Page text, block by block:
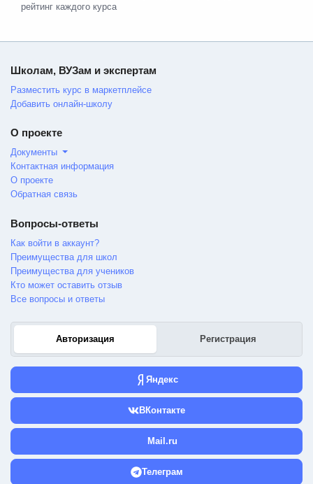
рейтинг каждого курса
Школам, ВУЗам и экспертам
Разместить курс в маркетплейсе
Добавить онлайн-школу
О проекте
Документы
Контактная информация
О проекте
Обратная связь
Вопросы-ответы
Как войти в аккаунт?
Преимущества для школ
Преимущества для учеников
Кто может оставить отзыв
Все вопросы и ответы
Авторизация Регистрация
Яндекс
ВКонтакте
Mail.ru
Телеграм